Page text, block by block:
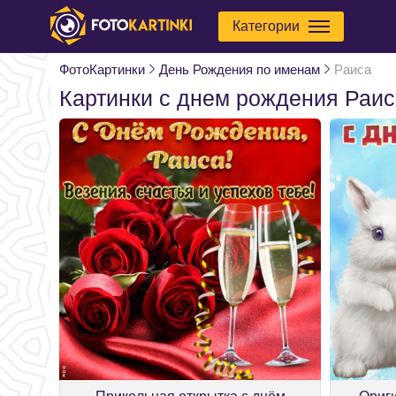
Категории
ФотоКартинки День Рождения по именам Раиса
Картинки с днем рождения